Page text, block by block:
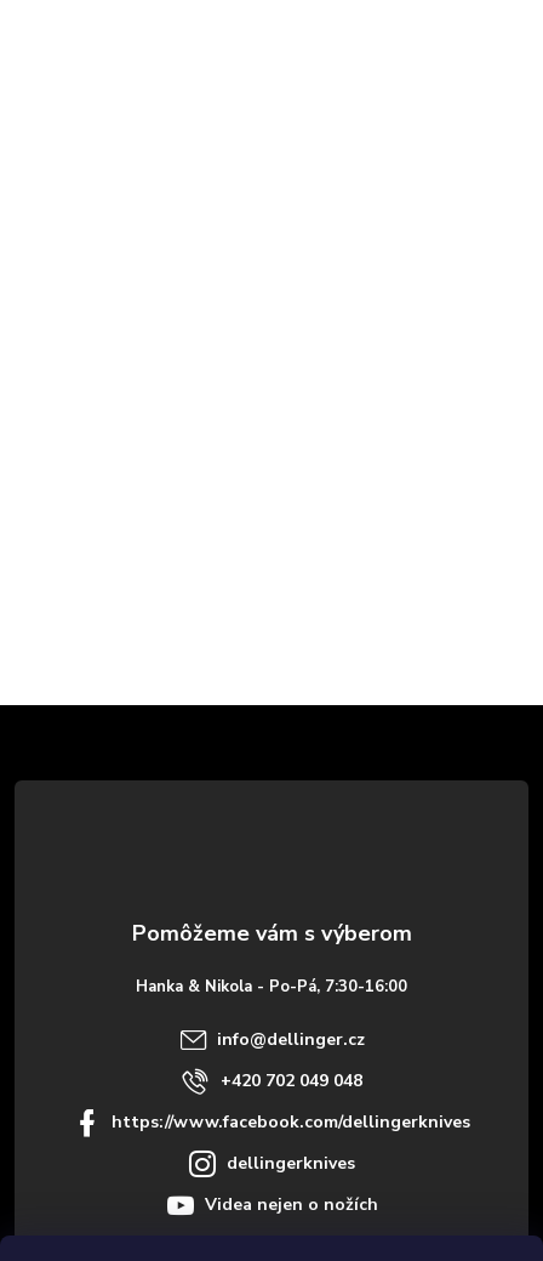
á
Hanka & Nikola - Po-Pá, 7:30-16:00
info@dellinger.cz
+420 702 049 048
https://www.facebook.com/dellingerknives
dellingerknives
Videa nejen o nožích